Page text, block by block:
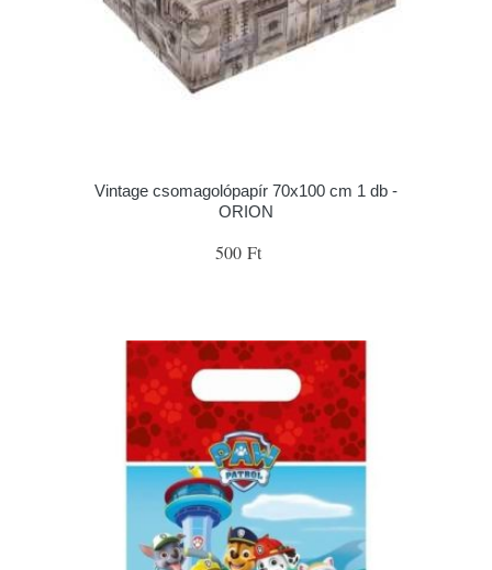
Vintage csomagolópapír 70x100 cm 1 db -
ORION
500 Ft